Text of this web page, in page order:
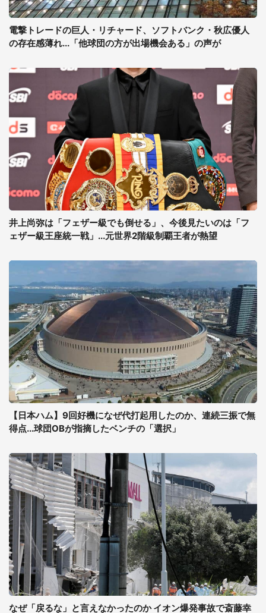
電撃トレードの巨人・リチャード、ソフトバンク・秋広優人
の存在感薄れ...「他球団の方が出場機会ある」の声が
井上尚弥は「フェザー級でも倒せる」、今後見たいのは「フ
ェザー級王座統一戦」...元世界2階級制覇王者が熱望
【日本ハム】9回好機になぜ代打起用したのか、連続三振で無
得点...球団OBが指摘したベンチの「選択」
なぜ「戻るな」と言えなかったのか イオン爆発事故で斎藤幸